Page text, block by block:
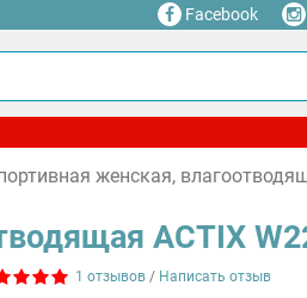
Facebook
женская,
ACTIX
1 отзывов / Написать отзыв